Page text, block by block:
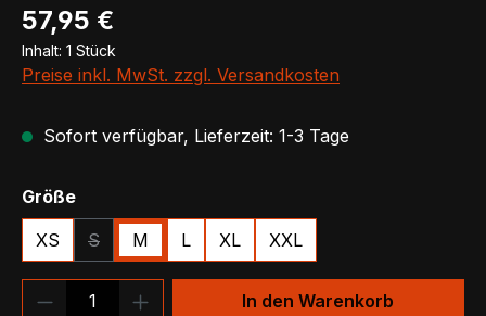
Regulärer Preis:
57,95 €
Inhalt: 1 Stück
Preise inkl. MwSt. zzgl. Versandkosten
Sofort verfügbar, Lieferzeit: 1-3 Tage
Größeauswählen
XS S
(Diese Option ist zurzeit nicht verfügbar.)
M L XL XXL
Produkt Anzahl: Gib denIn den Warenkorb